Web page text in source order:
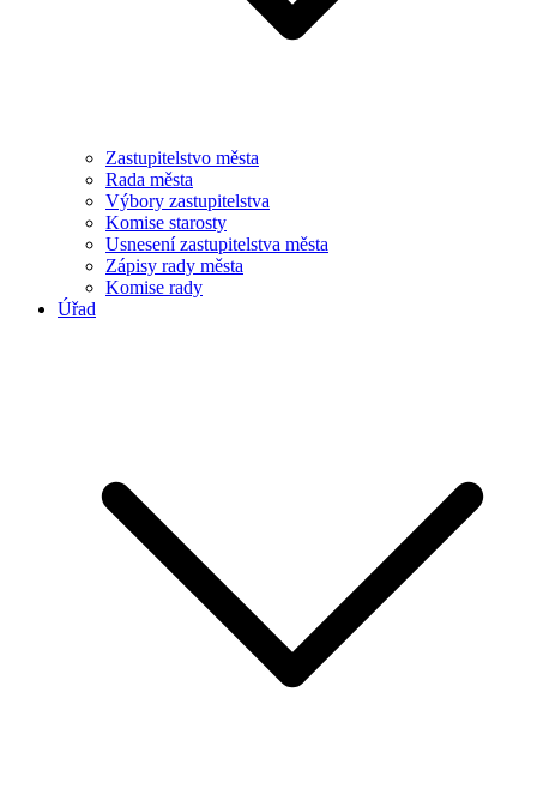
Zastupitelstvo města
Rada města
Výbory zastupitelstva
Komise starosty
Usnesení zastupitelstva města
Zápisy rady města
Komise rady
Úřad